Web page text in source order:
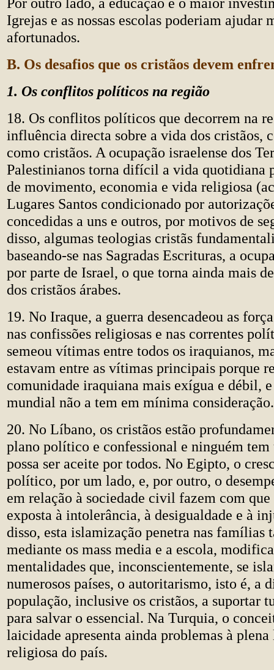
Igrejas e as nossas escolas poderiam ajudar
afortunados.
B. Os desafios que os cristãos devem
1. Os conflitos políticos na região
18. Os conflitos políticos que decorrem na
influência directa sobre a vida dos cristãos,
como cristãos. A ocupação israelense dos
Palestinianos torna difícil a vida quotidiana
de movimento, economia e vida religiosa
Lugares Santos condicionado por
concedidas a uns e outros, por motivos de
disso, algumas teologias cristãs
baseando-se nas Sagradas Escrituras, a
por parte de Israel, o que torna ainda mais
dos cristãos árabes.
19. No Iraque, a guerra desencadeou as
nas confissões religiosas e nas correntes
semeou vítimas entre todos os iraquianos,
estavam entre as vítimas principais porque
comunidade iraquiana mais exígua e débil,
mundial não a tem em mínima consideração.
20. No Líbano, os cristãos estão
plano político e confessional e ninguém
possa ser aceite por todos. No Egipto, o
político, por um lado, e, por outro, o
em relação à sociedade civil fazem com que
exposta à intolerância, à desigualdade e à
disso, esta islamização penetra nas famílias
mediante os mass media e a escola,
mentalidades que, inconscientemente, se
numerosos países, o autoritarismo, isto é, a
população, inclusive os cristãos, a suportar
para salvar o essencial. Na Turquia, o
laicidade apresenta ainda problemas à
religiosa do país.